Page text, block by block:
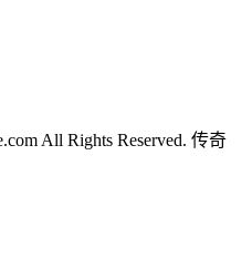
All Rights Reserved. 传奇